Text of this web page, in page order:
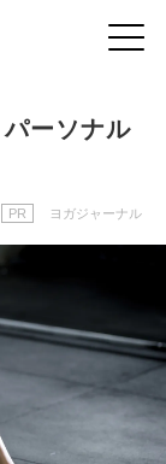
パーソナル
PR ヨガジャーナル